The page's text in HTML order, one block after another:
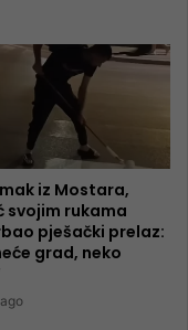
iz Mostara,
svojim rukama
pješački prelaz:
grad, neko